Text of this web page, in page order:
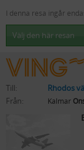
I denna resa ingår
Välj den här resan
Till: Rhodos
Från:
Kalmar